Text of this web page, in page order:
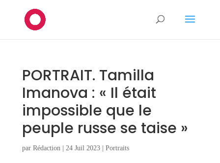
PORTRAIT. Tamilla
Imanova : « Il était
impossible que le
peuple russe se taise »
par Rédaction| 24 Juil 2023| Portraits